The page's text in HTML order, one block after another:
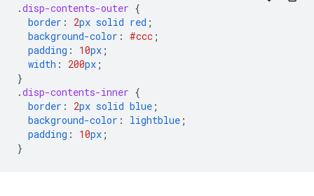
.disp-contents-outer {
border : 2px solid red ;
background-color : #ccc ;
padding : 10px ;
width : 200px ;
}
.disp-contents-inner {
border : 2px solid blue ;
background-color : lightblue ;
padding : 10px ;
}